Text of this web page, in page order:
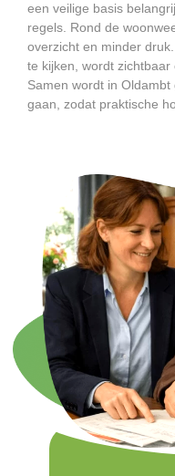
een veilige basis
regels. Rond de
overzicht en minder
te kijken, wordt
Samen wordt in
gaan, zodat praktische